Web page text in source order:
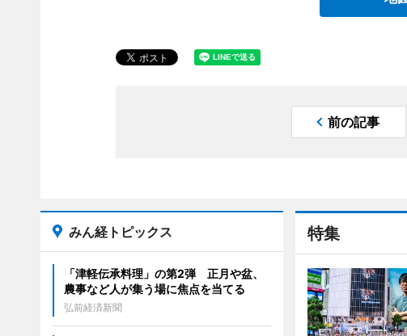
前の記事
特集
みん経トピックス
「津軽伝承料理」の第2弾 正月や盆、
農事など人が集う場に焦点を当てる
弘前経済新聞